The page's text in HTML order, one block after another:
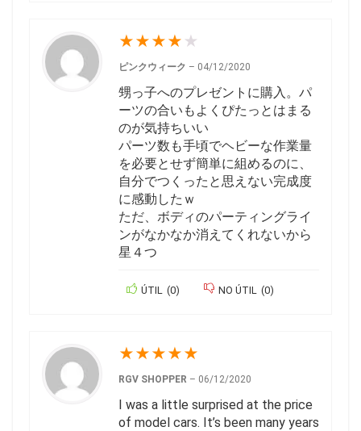
★★★★ ★
ピンクウィーク – 04/12/2020
甥っ子へのプレゼントに購入。パ
ーツの合いもよくぴたっとはまる
のが気持ちいい
パーツ数も手頃でヘビーな作業量
を必要とせず簡単に組めるのに、
自分でつくったと思えない完成度
に感動したｗ
ただ、ボディのパーティングライ
ンがなかなか消えてくれないから
星４つ
ÚTIL (0) NO ÚTIL (0)
★★★★★
RGV SHOPPER – 06/12/2020
I was a little surprised at the price
of model cars. It’s been many years